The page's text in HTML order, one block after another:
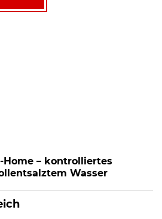
Home – kontrolliertes
Wasser